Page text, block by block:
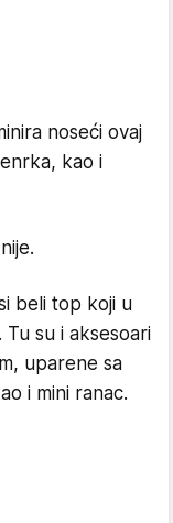
noseći ovaj
kao i
beli top koji u
su i aksesoari
uparene sa
i mini ranac.